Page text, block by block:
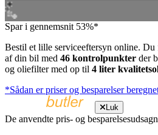
Spar i gennemsnit 53%*
Bestil et lille serviceeftersyn online. Du
af din bil med 46 kontrolpunkter der
og oliefilter med op til 4 liter
*Sådan er priser og besparelser
Luk
De anvendte pris- og besparelsesudsagn